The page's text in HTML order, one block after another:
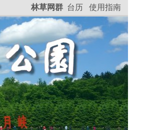
林草网群 台历 使用指南